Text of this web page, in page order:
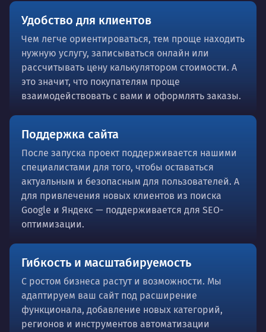
Удобство для клиентов
Чем легче ориентироваться, тем проще находить
нужную услугу, записываться онлайн или
рассчитывать цену калькулятором стоимости. А
это значит, что покупателям проще
взаимодействовать с вами и оформлять заказы.
Поддержка сайта
После запуска проект поддерживается нашими
специалистами для того, чтобы оставаться
актуальным и безопасным для пользователей. А
для привлечения новых клиентов из поиска
Google и Яндекс — поддерживается для SEO-
оптимизации.
Гибкость и масштабируемость
С ростом бизнеса растут и возможности. Мы
адаптируем ваш сайт под расширение
функционала, добавление новых категорий,
регионов и инструментов автоматизации